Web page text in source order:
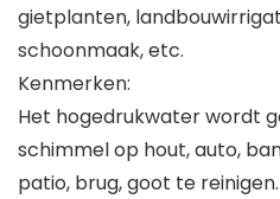
gietplanten,
schoonmaak, etc.
Kenmerken:
Het hogedrukwater wordt
schimmel op hout, auto,
patio, brug, goot te reinigen.